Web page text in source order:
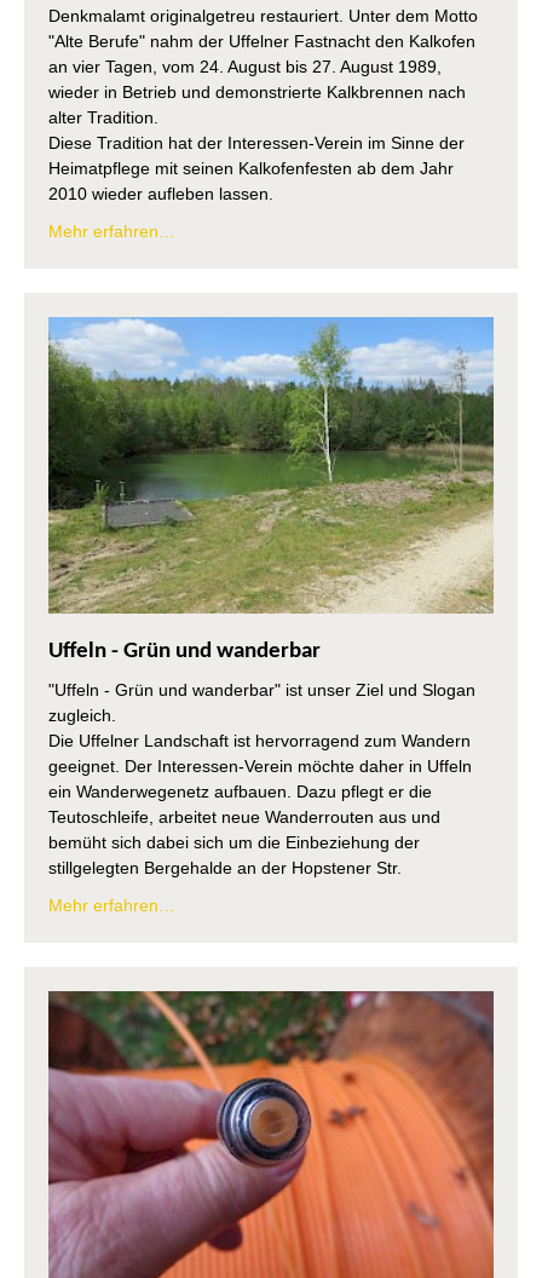
Denkmalamt originalgetreu restauriert. Unter dem Motto
"Alte Berufe" nahm der Uffelner Fastnacht den Kalkofen
an vier Tagen, vom 24. August bis 27. August 1989,
wieder in Betrieb und demonstrierte Kalkbrennen nach
alter Tradition.
Diese Tradition hat der Interessen-Verein im Sinne der
Heimatpflege mit seinen Kalkofenfesten ab dem Jahr
2010 wieder aufleben lassen.
Mehr erfahren…
Uffeln - Grün und wanderbar
"Uffeln - Grün und wanderbar" ist unser Ziel und Slogan
zugleich.
Die Uffelner Landschaft ist hervorragend zum Wandern
geeignet. Der Interessen-Verein möchte daher in Uffeln
ein Wanderwegenetz aufbauen. Dazu pflegt er die
Teutoschleife, arbeitet neue Wanderrouten aus und
bemüht sich dabei sich um die Einbeziehung der
stillgelegten Bergehalde an der Hopstener Str.
Mehr erfahren…